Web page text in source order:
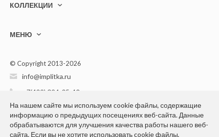
КОЛЛЕКЦИИ
МЕНЮ
© Copyright 2013-2026
info@implitka.ru
+7(499) 394-05-40
На нашем сайте мы используем cookie файлы, содержащие
информацию о предыдущих посещениях веб-сайта. Данные
обрабатываются для улучшения качества работы нашего веб-
сайта. Если вы не хотите использовать cookie файлы,